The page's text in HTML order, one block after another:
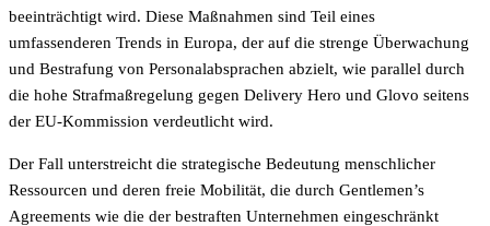
beeinträchtigt wird. Diese Maßnahmen sind Teil eines
umfassenderen Trends in Europa, der auf die strenge Überwachung
und Bestrafung von Personalabsprachen abzielt, wie parallel durch
die hohe Strafmaßregelung gegen Delivery Hero und Glovo seitens
der EU-Kommission verdeutlicht wird.
Der Fall unterstreicht die strategische Bedeutung menschlicher
Ressourcen und deren freie Mobilität, die durch Gentlemen’s
Agreements wie die der bestraften Unternehmen eingeschränkt